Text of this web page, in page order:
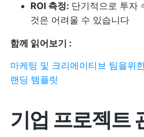
ROI 측정: 단기적으로 투자
것은 어려울 수 있습니다
함께 읽어보기 :
마케팅 및 크리에이티브 팀을위
랜딩 템플릿
기업 프로젝트